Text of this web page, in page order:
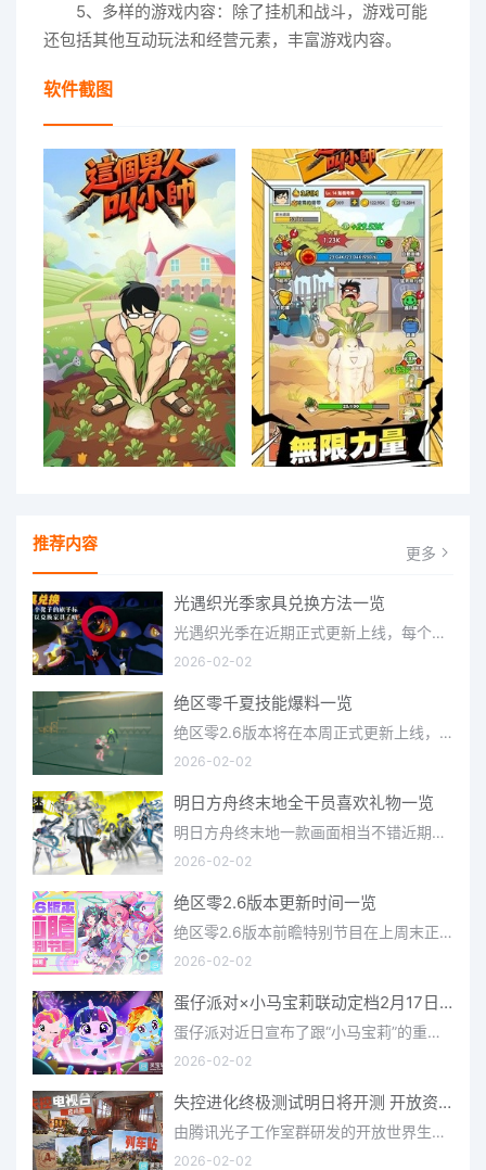
5、多样的游戏内容：除了挂机和战斗，游戏可能
还包括其他互动玩法和经营元素，丰富游戏内容。
软件截图
推荐内容 更多
光遇织光季家具兑换方法一览
光遇织光季在近期正式更新上线，每个季节都有着许多全新内容和资讯可以让你来体验，不少刚体验的小伙伴想要知道
2026-02-02
绝区零千夏技能爆料一览
绝区零2.6版本将在本周正式更新上线，上周的前瞻直播官方给玩家们带来关于最新版本的卡池信息和相关活动内容，
2026-02-02
明日方舟终末地全干员喜欢礼物一览
明日方舟终末地一款画面相当不错近期非常火爆的大型二次元冒险游戏，这里有相当多好看的干员可以让你来抽取并
2026-02-02
绝区零2.6版本更新时间一览
绝区零2.6版本前瞻特别节目在上周末正式播出，官方给玩家们带来了许多关于最新版本的相关资讯和上线时间，不少
2026-02-02
蛋仔派对×小马宝莉联动定档2月17日 联动外观将登场
蛋仔派对近日宣布了跟“小马宝莉”的重磅联动！并且时间定档在了2月17日，此次联动将会上新很多外观，各种小马宝
2026-02-02
失控进化终极测试明日将开测 开放资格预下载已开启
由腾讯光子工作室群研发的开放世界生存进化手游《失控进化》宣布，终极测试将于明日正式开启，目前测试资格预下
2026-02-02